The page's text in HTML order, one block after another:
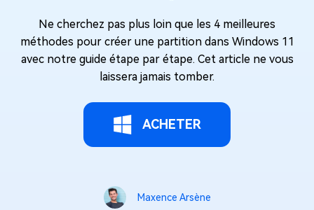
Ne cherchez pas plus loin que les 4 meilleures
méthodes pour créer une partition dans Windows 11
avec notre guide étape par étape. Cet article ne vous
laissera jamais tomber.
ACHETER
Maxence Arsène